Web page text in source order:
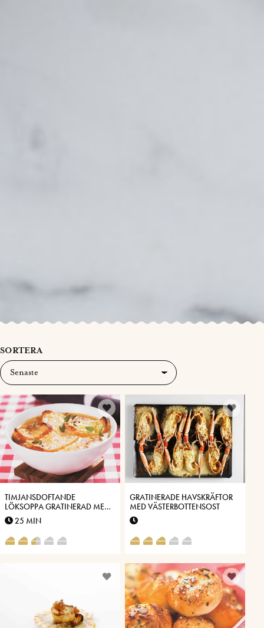
SORTERA
TIMJANSDOFTANDE
LÖKSOPPA GRATINERAD MED
VÄSTERBOTTENSOST
25 MIN
GRATINERADE HAVSKRÄFTOR
MED VÄSTERBOTTENSOST